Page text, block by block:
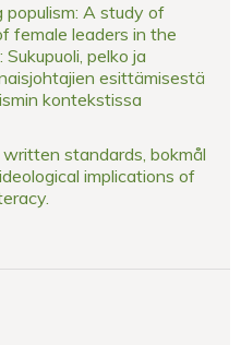
populism: A study of
female leaders in the
pelko ja
esittämisestä
kontekstissa
standards, bokmål
implications of